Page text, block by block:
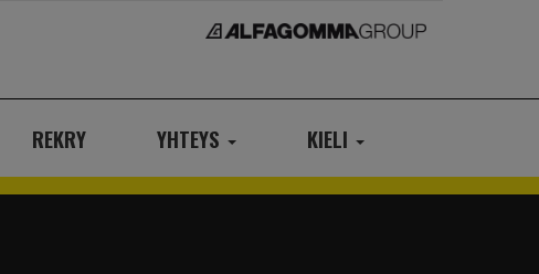
REKRY YHTEYS KIELI